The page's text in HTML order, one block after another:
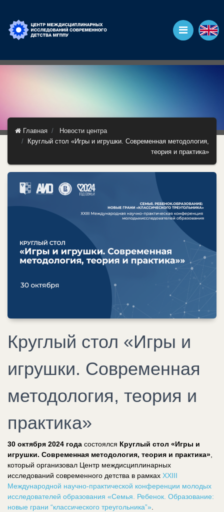
Главная
Новости центра
Круглый стол «Игры и игрушки. Современная методология,
теория и практика»
Круглый стол «Игры и
игрушки. Современная
методология, теория и
практика»
30 октября 2024 года состоялся Круглый стол «Игры и
игрушки. Современная методология, теория и практика»,
который организовал Центр междисциплинарных
исследований современного детства в рамках XXIII
Международной научно-практической конференции молодых
исследователей образования «Семья. Ребенок. Образование:
новые грани “классического треугольника”».